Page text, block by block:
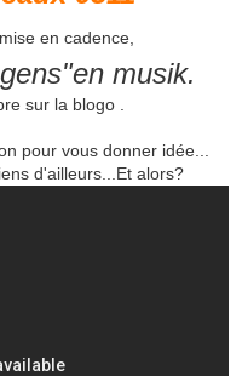
en cadence,
musik.
sur la blogo .
pour vous donner idée...
d'ailleurs...Et alors?